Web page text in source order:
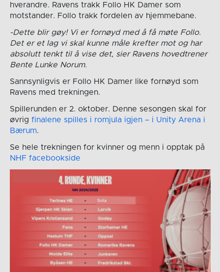
hverandre. Ravens trakk Follo HK Damer som
motstander. Follo trakk fordelen av hjemmebane.
-Dette blir gøy! Vi er fornøyd med å få møte Follo.
Det er et lag vi skal kunne måle krefter mot og har
absolutt tenkt til å vise det, sier Ravens hovedtrener
Bente Lunke Norum.
Sannsynligvis er Follo HK Damer like fornøyd som
Ravens med trekningen.
Spillerunden er 2. oktober. Denne sesongen skal for
øvrig finalene spilles i romjula igjen – i Unity Arena i
Bærum.
Se hele trekningen for kvinner og menn i opptak på
NHF facebookside